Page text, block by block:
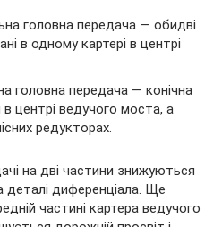
головна передача — обидві
в одному картері в центрі
головна передача — конічна
центрі ведучого моста, а
редукторах.
на дві частини знижуються
деталі диференціала. Ще
частині картера ведучого